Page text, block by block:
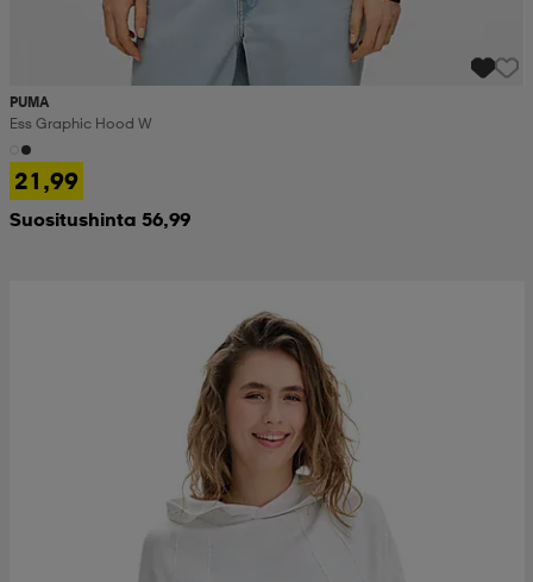
PUMA
Ess Graphic Hood W
21,99
Suositushinta 56,99